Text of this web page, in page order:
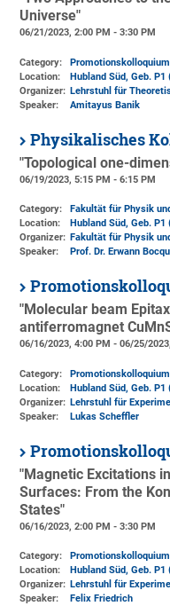
Universe"
06/21/2023, 2:00 PM - 3:30 PM
Category:
Promotionskolloquium
Location:
Hubland Süd, Geb.
Organizer: Lehrstuhl für
Speaker:
Amitayus Banik
Physikalisches
"Topological one-
06/19/2023, 5:15 PM - 6:15 PM
Category:
Fakultät für Physik
Location:
Hubland Süd, Geb.
Organizer: Fakultät für Physik
Speaker:
Prof. Dr. Erwann
"Molecular beam
antiferromagnet
06/16/2023, 4:00 PM - 06/25/
Category:
Promotionskolloquium
Location:
Hubland Süd, Geb.
Organizer: Lehrstuhl für
Speaker:
Lukas Scheffler
"Magnetic Excitations
Surfaces: From the
States"
06/16/2023, 2:00 PM - 3:30 PM
Category:
Promotionskolloquium
Location:
Hubland Süd, Geb.
Organizer: Lehrstuhl für
Speaker:
Felix Friedrich